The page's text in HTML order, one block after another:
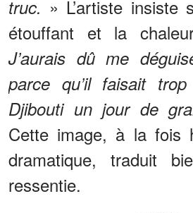
truc. » L’artiste insiste
étouffant et la
J’aurais dû me
parce qu’il faisait trop
Djibouti un jour de
Cette image, à la fois
dramatique, traduit
ressentie.